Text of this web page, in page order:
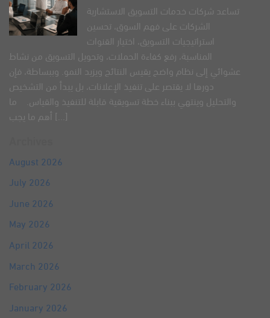
تساعد شركات خدمات التسويق الاستشارية
الشركات على فهم السوق، تحسين
استراتيجيات التسويق، اختيار القنوات
المناسبة، رفع كفاءة الحملات، وتحويل التسويق من نشاط
عشوائي إلى نظام واضح يقيس النتائج ويزيد النمو. وببساطة، فإن
دورها لا يقتصر على تنفيذ الإعلانات، بل يبدأ من التشخيص
والتحليل وينتهي ببناء خطة تسويقية قابلة للتنفيذ والقياس. ما
أهم ما يجب [...]
August 2026
July 2026
June 2026
May 2026
April 2026
March 2026
February 2026
January 2026